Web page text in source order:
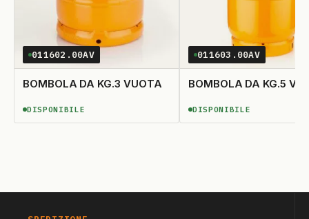
SIEMENS
18 SMEG
19 UNIVERSALE
011602.00AV
BOMBOLA DA KG.3 VUOTA
DISPONIBILE
DISPONIBILE
011603.00AV
BOMBOLA DA KG.5
DISPONIBILE
DISPONIBILE